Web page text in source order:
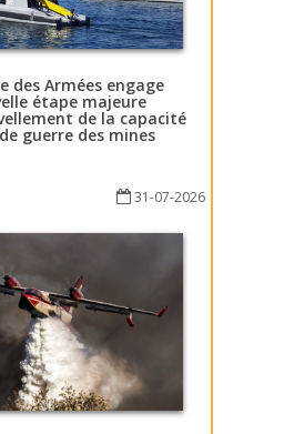
des Armées engage
étape majeure
de la capacité
guerre des mines
31-07-2026